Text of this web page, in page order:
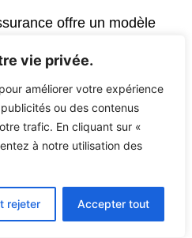
vie privée.
améliorer votre expérience
ou des contenus
trafic. En cliquant sur «
à notre utilisation des
rejeter Accepter tout
offre un modèle
la loi du 28 décembre
en charge
. Pour les
comprendre sa
uneassurance
stratégie. Se tenir
et comprendre les
Anticiper les sinistres